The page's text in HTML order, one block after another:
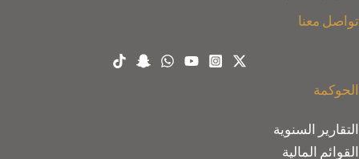
تواصل معنا
الحوكمة
التقارير السنوية
القوائم المالية